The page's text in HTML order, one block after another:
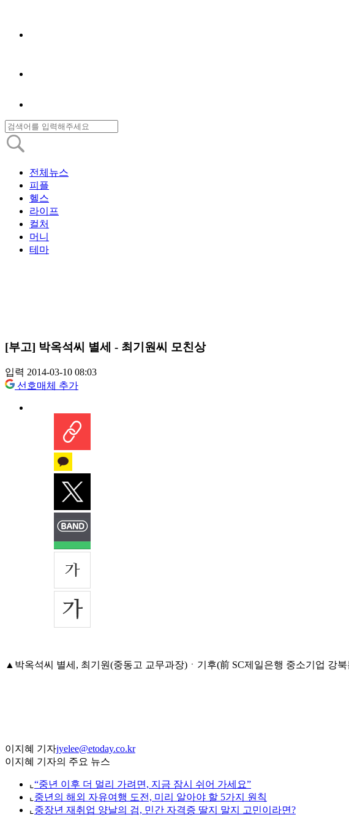
전체뉴스
피플
헬스
라이프
컬처
머니
테마
[부고] 박옥석씨 별세 - 최기원씨 모친상
입력 2014-03-10 08:03
선호매체 추가
▲박옥석씨 별세, 최기원(중동고 교무과장)ㆍ기후(前 SC제일은행 중소기업 강
이지혜 기자jyelee@etoday.co.kr
이지혜 기자의 주요 뉴스
⌞ “중년 이후 더 멀리 가려면, 지금 잠시 쉬어 가세요”
⌞ 중년의 해외 자유여행 도전, 미리 알아야 할 5가지 원칙
⌞ 중장년 재취업 양날의 검, 민간 자격증 딸지 말지 고민이라면?